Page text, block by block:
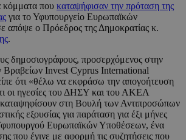
κόμματα που καταψήφισαν την πρόταση της
για το Υφυπουργείο Ευρωπαϊκών
απόψε ο Πρόεδρος της Δημοκρατίας κ.
.
δημοσιογράφους, προσερχόμενος στην
Βραβείων Invest Cyprus International
ότι «θέλω να εκφράσω την απογοήτευση
οι ηγεσίες του ΔΗΣΥ και του ΑΚΕΛ
στη Βουλή των Αντιπροσώπων
εξουσίας για παράταση για έξι μήνες
Ευρωπαϊκών Υποθέσεων, ένα
που έγινε με αφορμή τις συζητήσεις που